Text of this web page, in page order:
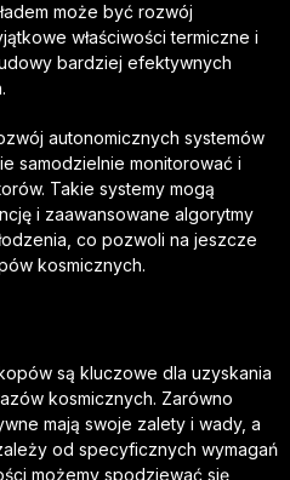
może być rozwój
właściwości termiczne i
bardziej efektywnych
autonomicznych systemów
samodzielnie monitorować i
Takie systemy mogą
i zaawansowane algorytmy
co pozwoli na jeszcze
kosmicznych.
są kluczowe dla uzyskania
kosmicznych. Zarówno
mają swoje zalety i wady, a
od specyficznych wymagań
możemy spodziewać się